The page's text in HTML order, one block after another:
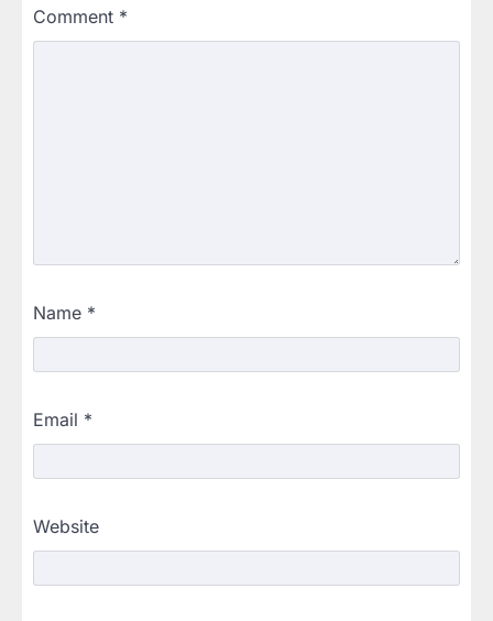
Comment *
Name *
Email *
Website